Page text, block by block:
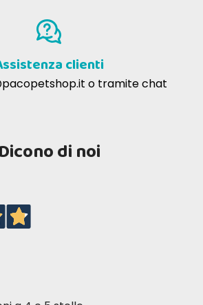
clienti
o tramite chat
Dicono di noi